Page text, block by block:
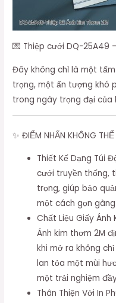
💌 Thiệp cưới DQ-25A49
Đây không chỉ là một
trọng, một ấn tượng khó
trong ngày trọng đại của
✨ ĐIỂM NHẤN KHÔNG
Thiết Kế Dạng Túi
cưới truyền thống,
trọng, giúp bảo
một cách gọn
Chất Liệu Giấy
Ánh kim thơm 2M
khi mở ra không
lan tỏa một mùi
một trải nghiệm
Thân Thiện Với In